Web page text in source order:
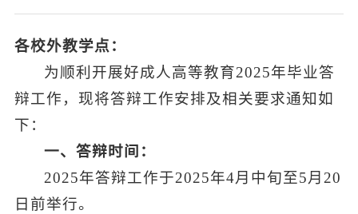
各校外教学点：
为顺利开展好成人高等教育2025年毕业答
辩工作，现将答辩工作安排及相关要求通知如
下：
一、答辩时间：
2025年答辩工作于2025年4月中旬至5月20
日前举行。